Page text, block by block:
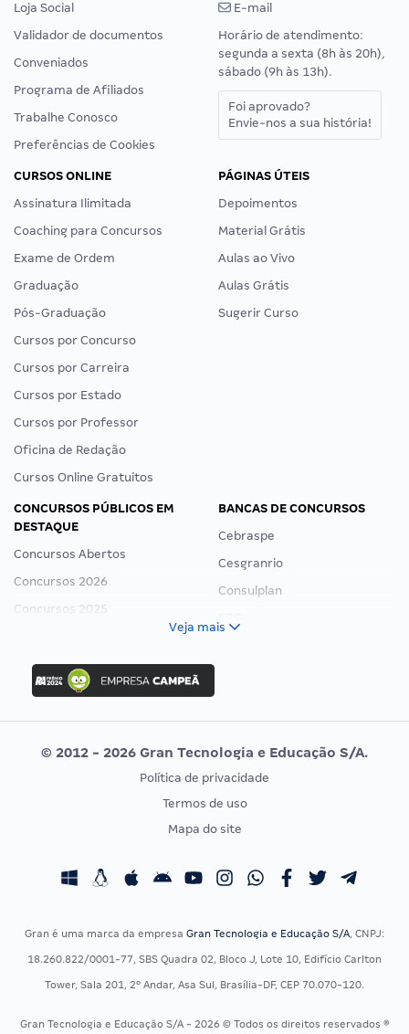
Loja Social
Validador de documentos
Conveniados
Programa de Afiliados
Trabalhe Conosco
Preferências de Cookies
E-mail
Horário de atendimento:
segunda a sexta (8h às 20h),
sábado (9h às 13h).
Foi aprovado?
Envie-nos a sua história!
CURSOS ONLINE
Assinatura Ilimitada
Coaching para Concursos
Exame de Ordem
Graduação
Pós-Graduação
Cursos por Concurso
Cursos por Carreira
Cursos por Estado
Cursos por Professor
Oficina de Redação
Cursos Online Gratuitos
PÁGINAS ÚTEIS
Depoimentos
Material Grátis
Aulas ao Vivo
Aulas Grátis
Sugerir Curso
CONCURSOS PÚBLICOS EM
DESTAQUE
Concursos Abertos
Concursos 2026
Concursos 2025
Concurso Ibama
Concurso MPU
Editais publicados
BANCAS DE CONCURSOS
Cebraspe
Cesgranrio
Consulplan
Vunesp
CONCURSOS POR PROFISSÃO
Concursos Fiscais
Concursos Saúde
EXAME DE ORDEM
Calendário OAB
Veja mais
© 2012 - 2026 Gran Tecnologia e Educação S/A.
Política de privacidade
Termos de uso
Mapa do site
Gran é uma marca da empresa Gran Tecnologia e Educação S/A, CNPJ:
18.260.822/0001-77, SBS Quadra 02, Bloco J, Lote 10, Edifício Carlton
Tower, Sala 201, 2º Andar, Asa Sul, Brasília-DF, CEP 70.070-120.
Gran Tecnologia e Educação S/A - 2026 © Todos os direitos reservados ®